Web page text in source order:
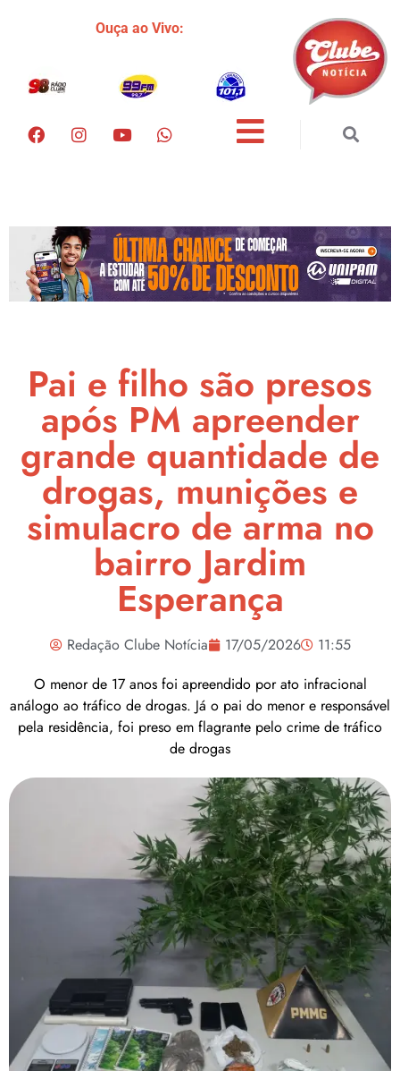
Ouça ao Vivo:
Pai e filho são presos
após PM apreender
grande quantidade de
drogas, munições e
simulacro de arma no
bairro Jardim
Esperança
Redação Clube Notícia 17/05/2026
11:55
O menor de 17 anos foi apreendido por ato infracional
análogo ao tráfico de drogas. Já o pai do menor e responsável
pela residência, foi preso em flagrante pelo crime de tráfico
de drogas